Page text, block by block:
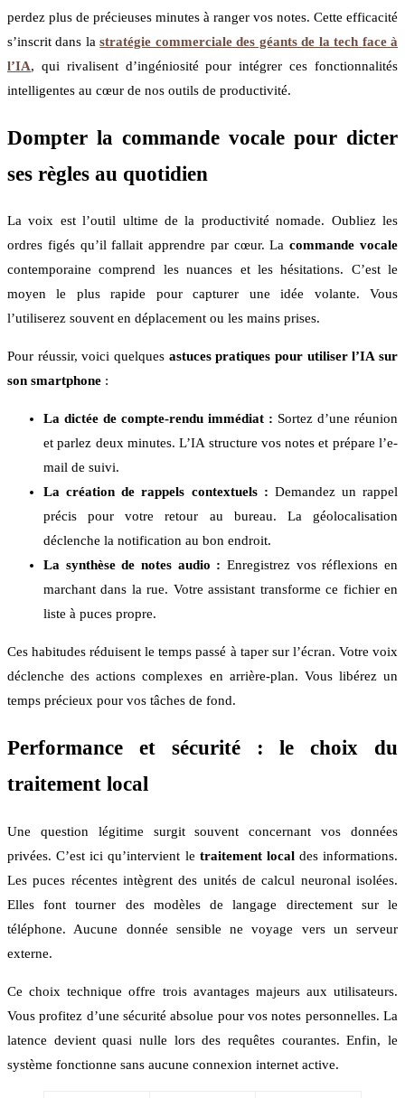
perdez plus de précieuses minutes à ranger vos notes. Cette efficacité
s’inscrit dans lastratégie commerciale des géants de la tech face à
l’IA, qui rivalisent d’ingéniosité pour intégrer ces fonctionnalités
intelligentes au cœur de nos outils de productivité.
Dompter la commande vocale pour dicter
ses règles au quotidien
La voix est l’outil ultime de la productivité nomade. Oubliez les
ordres figés qu’il fallait apprendre par cœur. Lacommande vocale
contemporaine comprend les nuances et les hésitations. C’est le
moyen le plus rapide pour capturer une idée volante. Vous
l’utiliserez souvent en déplacement ou les mains prises.
Pour réussir, voici quelques astuces pratiques pour utiliser l’IA sur
son smartphone :
La dictée de compte-rendu immédiat : Sortez d’une réunion
et parlez deux minutes. L’IA structure vos notes et prépare l’e-
mail de suivi.
La création de rappels contextuels : Demandez un rappel
précis pour votre retour au bureau. La géolocalisation
déclenche la notification au bon endroit.
La synthèse de notes audio : Enregistrez vos réflexions en
marchant dans la rue. Votre assistant transforme ce fichier en
liste à puces propre.
Ces habitudes réduisent le temps passé à taper sur l’écran. Votre voix
déclenche des actions complexes en arrière-plan. Vous libérez un
temps précieux pour vos tâches de fond.
Performance et sécurité : le choix du
traitement local
Une question légitime surgit souvent concernant vos données
privées. C’est ici qu’intervient le traitement localdes informations.
Les puces récentes intègrent des unités de calcul neuronal isolées.
Elles font tourner des modèles de langage directement sur le
téléphone. Aucune donnée sensible ne voyage vers un serveur
externe.
Ce choix technique offre trois avantages majeurs aux utilisateurs.
Vous profitez d’une sécurité absolue pour vos notes personnelles. La
latence devient quasi nulle lors des requêtes courantes. Enfin, le
système fonctionne sans aucune connexion internet active.